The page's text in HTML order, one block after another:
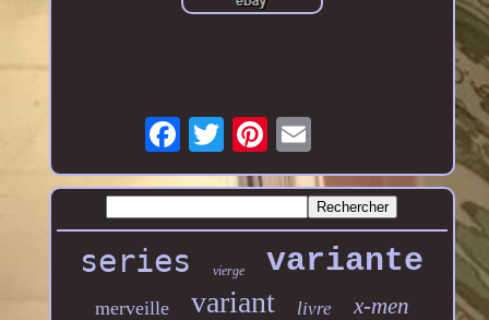
series vierge variante
merveille variant livre x-men